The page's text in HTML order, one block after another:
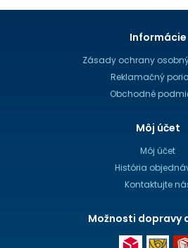
Informácie
Zásady ochrany
Reklamačný
Obchodné
Môj účet
Môj účet
História
Kontaktujte
Možnosti dopravy